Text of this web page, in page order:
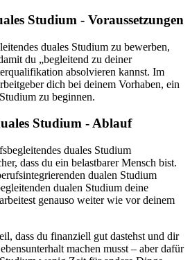
Studium - Voraussetzungen
duales Studium zu bewerben,
du „begleitend zu deiner
absolvieren kannst. Im
dich bei deinem Vorhaben, ein
zu beginnen.
Studium - Ablauf
duales Studium
dass du ein belastbarer Mensch bist.
dualen Studium
dualen Studium deine
genauso weiter wie vor deinem
dass du finanziell gut dastehst und dir
machen musst – aber dafür